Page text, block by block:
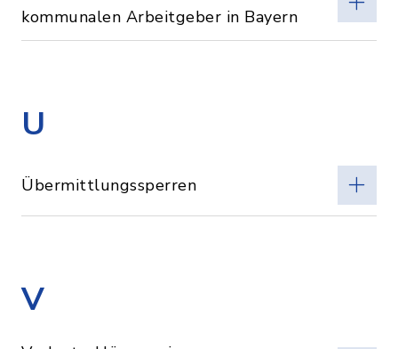
kommunalen Arbeitgeber in Bayern
U
Übermittlungssperren
V